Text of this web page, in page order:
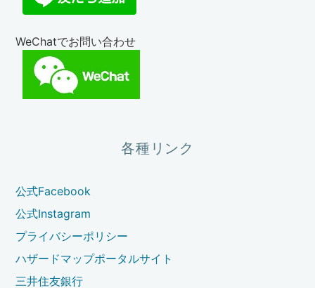
WeChatでお問い合わせ
各種リンク
公式Facebook
公式Instagram
プライバシーポリシー
ハザードマップポータルサイト
三井住友銀行